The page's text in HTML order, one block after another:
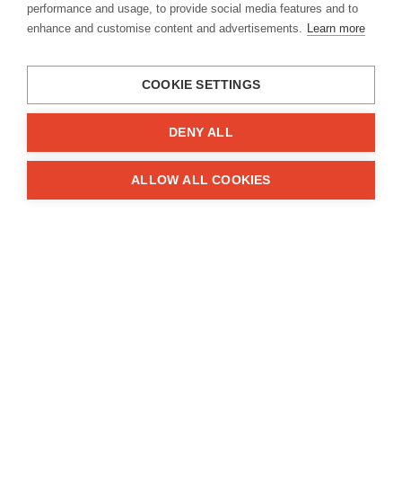
Impressum
FAQ
performance and usage, to provide social media features and to
enhance and customise content and advertisements. Learn more
COOKIE SETTINGS
DENY ALL
ALLOW ALL COOKIES